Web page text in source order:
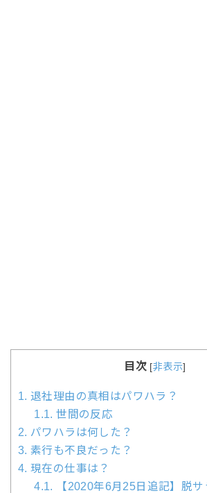
目次 [非表示]
1. 退社理由の真相はパワハラ？
1.1. 世間の反応
2. パワハラは何した？
3. 素行も不良だった？
4. 現在の仕事は？
4.1.
【2020年6月25日追記】脱